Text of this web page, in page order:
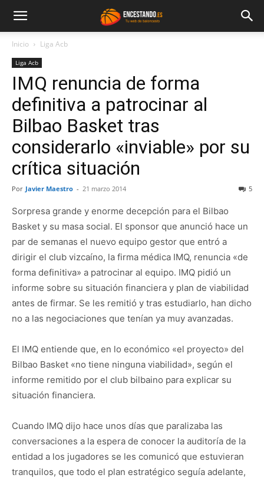
Inicio Liga Acb
Liga Acb
IMQ renuncia de forma
definitiva a patrocinar al
Bilbao Basket tras
considerarlo «inviable» por su
crítica situación
Por Javier Maestro - 21 marzo 2014 5
Sorpresa grande y enorme decepción para el Bilbao
Basket y su masa social. El sponsor que anunció hace un
par de semanas el nuevo equipo gestor que entró a
dirigir el club vizcaíno, la firma médica IMQ, renuncia «de
forma definitiva» a patrocinar al equipo. IMQ pidió un
informe sobre su situación financiera y plan de viabilidad
antes de firmar. Se les remitió y tras estudiarlo, han dicho
no a las negociaciones que tenían ya muy avanzadas.
El IMQ entiende que, en lo económico «el proyecto» del
Bilbao Basket «no tiene ninguna viabilidad», según el
informe remitido por el club bilbaino para explicar su
situación financiera.
Cuando IMQ dijo hace unos días que paralizaba las
conversaciones a la espera de conocer la auditoría de la
entidad a los jugadores se les comunicó que estuvieran
tranquilos, que todo el plan estratégico seguía adelante,